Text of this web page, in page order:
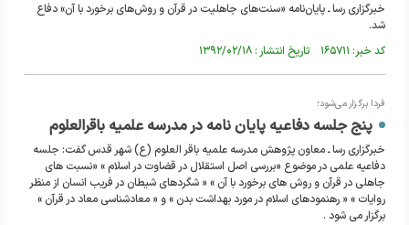
خبرگزاری رسا ـ پایان‌نامه «سنت‌های جاهلیت در قرآن و روش‌های برخورد با آن» دفاع
شد.
کد خبر: ۱۶۵۷۱۱ تاریخ انتشار : ۱۳۹۲/۰۲/۱۸
فردا برگزار می‌شود؛
پنج جلسه دفاعیه پایان نامه در مدرسه علمیه باقرالعلوم
خبرگزاری رسا ـ معاون پژوهش مدرسه علمیه باقر العلوم (ع) شهر قدس گفت: جلسه
دفاعیه علمی در موضوع «بررسی اصل استقلال در قضاوت در اسلام » «نسبت های
جاهلی در قرآن و روش های برخورد با آن » « شگردهای شیطان در فریب انسان از منظر
روایات » « رهنمودهای اسلام در مورد بهداشت بدن » و « معادشناسی معاد در قرآن »
برگزار می شود .